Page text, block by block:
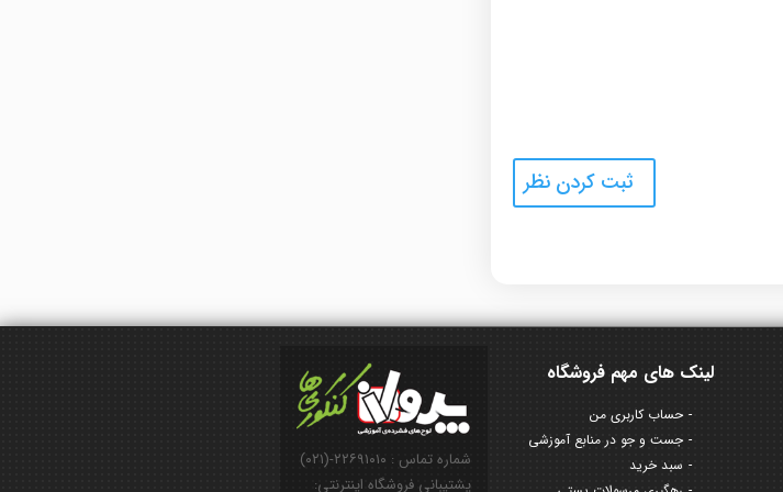
شماره تماس : ۲۲۶۹۱۰۱۰-(۰۲۱)
پشتیبانی فروشگاه اینترنتی:
لینک های مهم فروشگاه
حساب کاربری من
جست و جو در منابع آموزشی
سبد خرید